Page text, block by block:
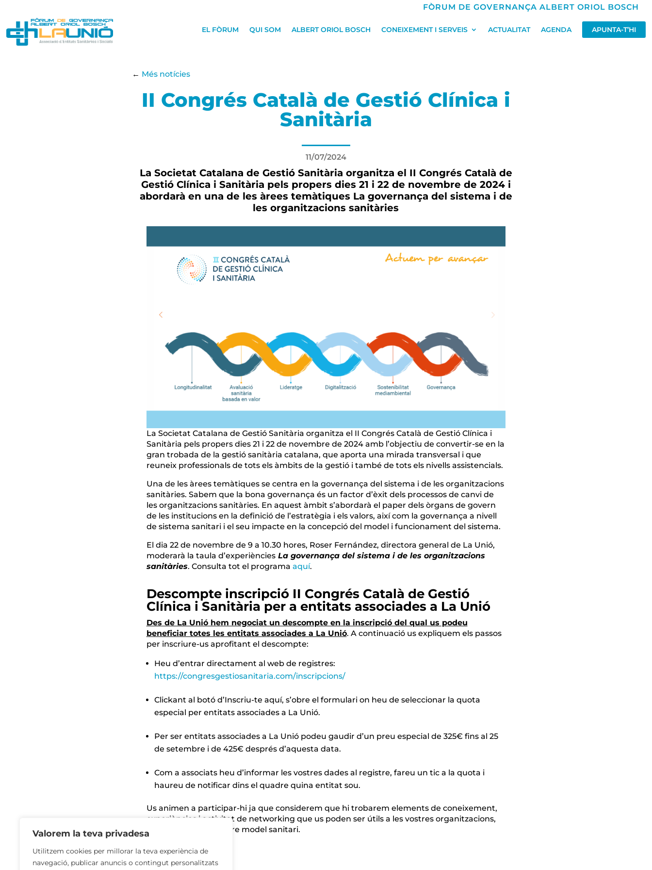
Valorem la teva privadesa
Utilitzem cookies per millorar la teva experiència de
navegació, publicar anuncis o contingut personalitzats
FÒRUM DE GOVERNANÇA ALBERT ORIOL BOSCH
EL FÒRUM QUI SOM ALBERT ORIOL BOSCH CONEIXEMENT I SERVEIS ACTUALITAT AGENDA APUNTA-T’HI
← Més notícies
II Congrés Català de Gestió Clínica i
Sanitària
11/07/2024
La Societat Catalana de Gestió Sanitària organitza el II Congrés Català de
Gestió Clínica i Sanitària pels propers dies 21 i 22 de novembre de 2024 i
abordarà en una de les àrees temàtiques La governança del sistema i de
les organitzacions sanitàries
La Societat Catalana de Gestió Sanitària organitza el II Congrés Català de Gestió Clínica i
Sanitària pels propers dies 21 i 22 de novembre de 2024 amb l’objectiu de convertir-se en la
gran trobada de la gestió sanitària catalana, que aporta una mirada transversal i que
reuneix professionals de tots els àmbits de la gestió i també de tots els nivells assistencials.
Una de les àrees temàtiques se centra en la governança del sistema i de les organitzacions
sanitàries. Sabem que la bona governança és un factor d’èxit dels processos de canvi de
les organitzacions sanitàries. En aquest àmbit s’abordarà el paper dels òrgans de govern
de les institucions en la definició de l’estratègia i els valors, així com la governança a nivell
de sistema sanitari i el seu impacte en la concepció del model i funcionament del sistema.
El dia 22 de novembre de 9 a 10.30 hores, Roser Fernández, directora general de La Unió,
moderarà la taula d’experiències La governança del sistema i de les organitzacions
sanitàries. Consulta tot el programa aquí.
Descompte inscripció II Congrés Català de Gestió
Clínica i Sanitària per a entitats associades a La Unió
Des de La Unió hem negociat un descompte en la inscripció del qual us podeu
beneficiar totes les entitats associades a La Unió. A continuació us expliquem els passos
per inscriure-us aprofitant el descompte:
Heu d’entrar directament al web de registres:
https://congresgestiosanitaria.com/inscripcions/
Clickant al botó d’Inscriu-te aquí, s’obre el formulari on heu de seleccionar la quota
especial per entitats associades a La Unió.
Per ser entitats associades a La Unió podeu gaudir d’un preu especial de 325€ fins al 25
de setembre i de 425€ després d’aquesta data.
Com a associats heu d’informar les vostres dades al registre, fareu un tic a la quota i
haureu de notificar dins el quadre quina entitat sou.
Us animen a participar-hi ja que considerem que hi trobarem elements de coneixement,
experiències i activitat de networking que us poden ser útils a les vostres organitzacions,
en el context del nostre model sanitari.
WEB DEL CONGRÉS